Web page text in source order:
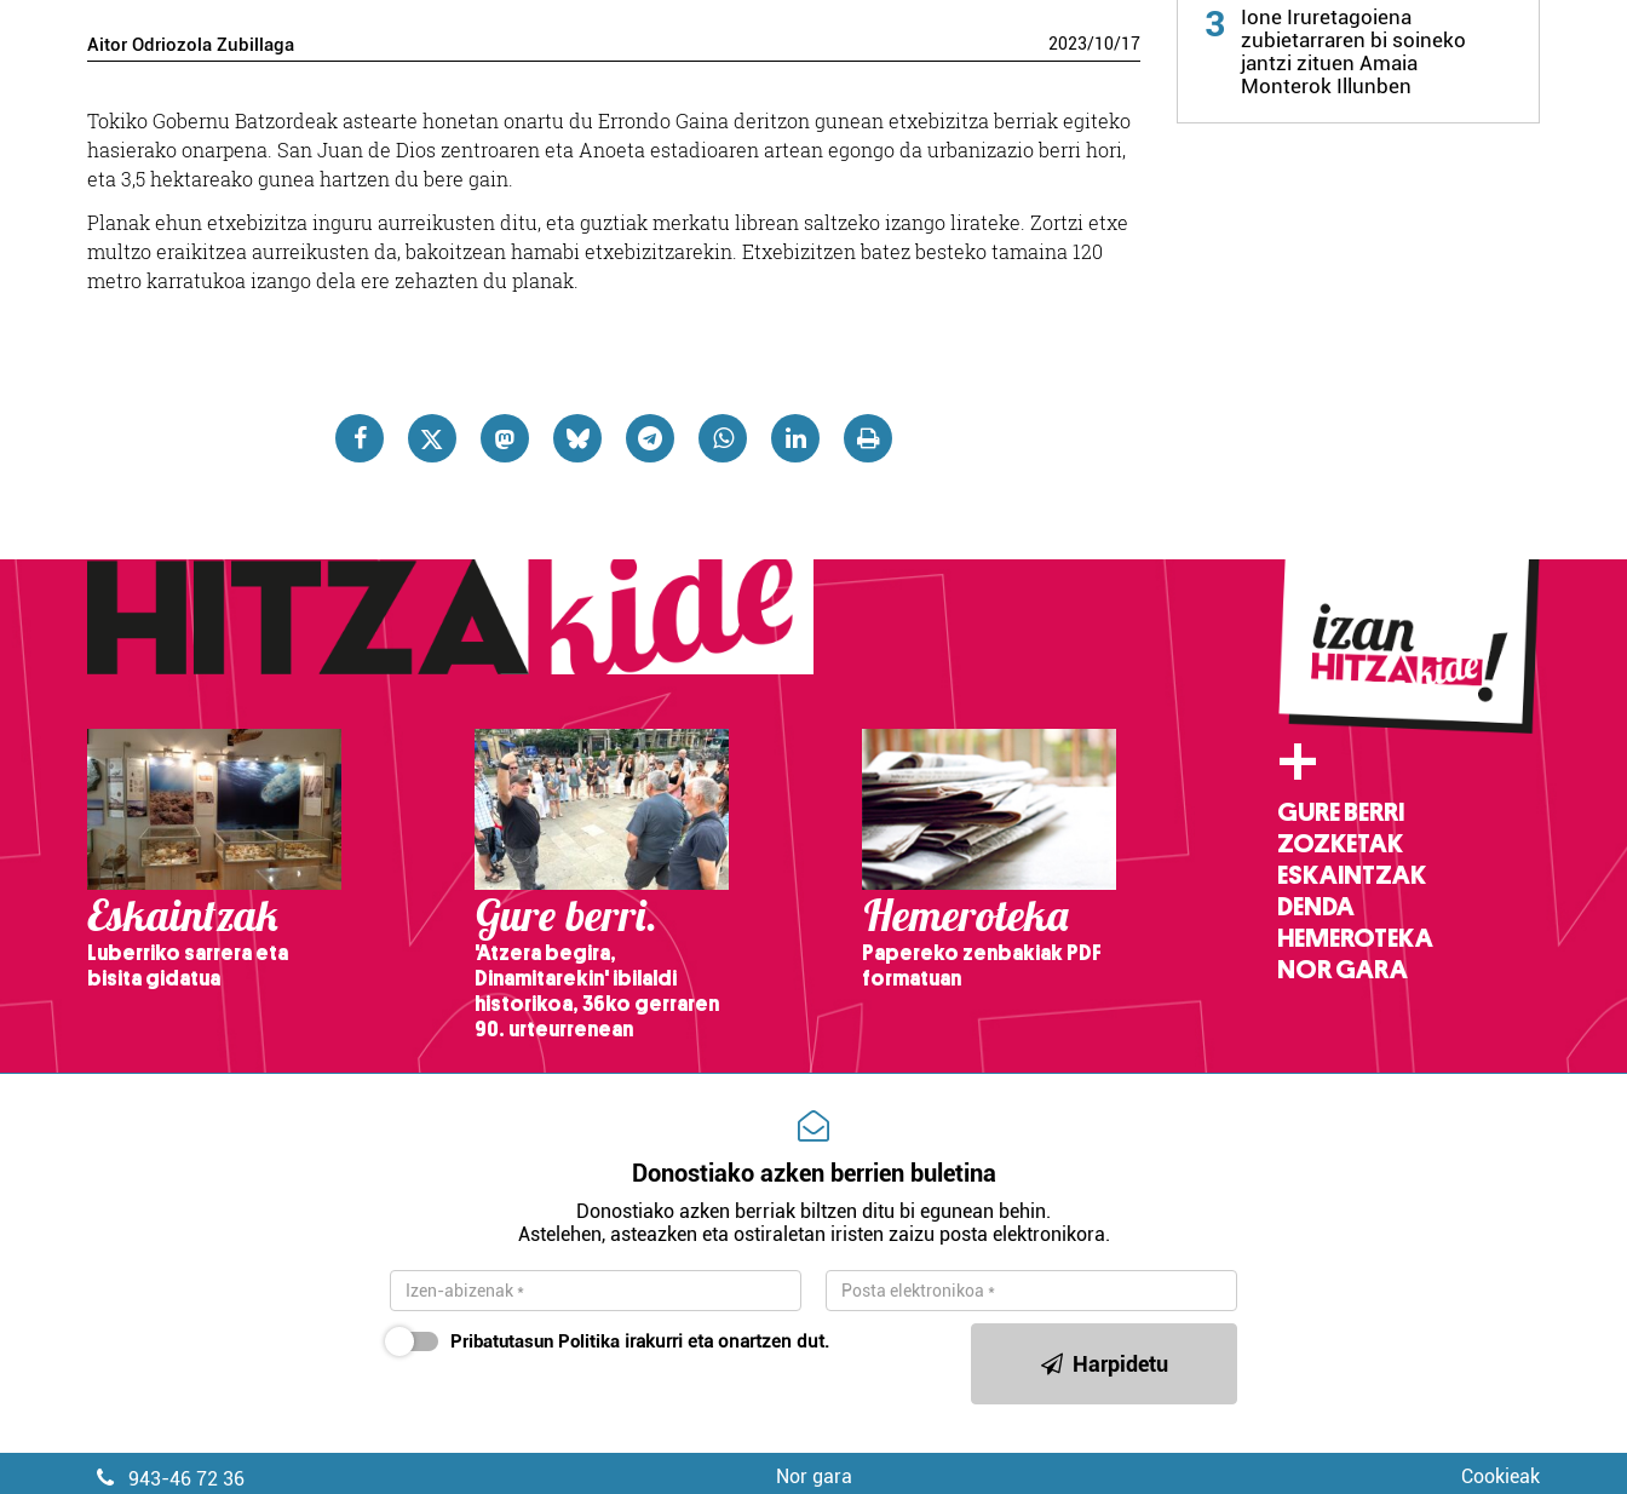
Aitor Odriozola Zubillaga 2023/10/17
Tokiko Gobernu Batzordeak astearte honetan onartu du Errondo Gaina deritzon gunean etxebizitza berriak egiteko
hasierako onarpena. San Juan de Dios zentroaren eta Anoeta estadioaren artean egongo da urbanizazio berri hori,
eta 3,5 hektareako gunea hartzen du bere gain.
Planak ehun etxebizitza inguru aurreikusten ditu, eta guztiak merkatu librean saltzeko izango lirateke. Zortzi etxe
multzo eraikitzea aurreikusten da, bakoitzean hamabi etxebizitzarekin. Etxebizitzen batez besteko tamaina 120
metro karratukoa izango dela ere zehazten du planak.
3
Ione Iruretagoiena
zubietarraren bi soineko
jantzi zituen Amaia
Monterok Illunben
Eskaintzak
Luberriko sarrera eta
bisita gidatua
Gure berri.
'Atzera begira,
Dinamitarekin' ibilaldi
historikoa, 36ko gerraren
90. urteurrenean
Hemeroteka
Papereko zenbakiak PDF
formatuan
+
GURE BERRI
ZOZKETAK
ESKAINTZAK
DENDA
HEMEROTEKA
NOR GARA
Donostiako azken berrien buletina
Donostiako azken berriak biltzen ditu bi egunean behin.
Astelehen, asteazken eta ostiraletan iristen zaizu posta elektronikora.
Pribatutasun Politika irakurri eta onartzen dut.
Harpidetu
943-46 72 36
Nor gara
Cookieak